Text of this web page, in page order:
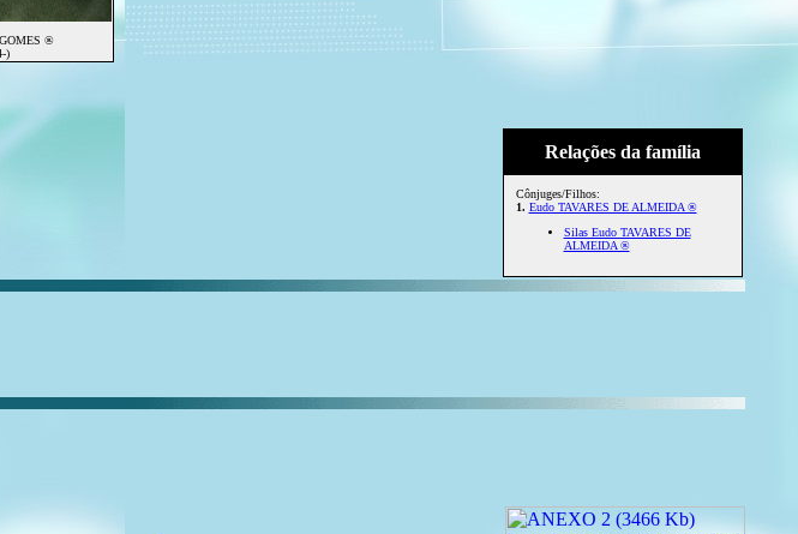
®
)
Relações da família
Cônjuges/Filhos:
1. Eudo TAVARES DE ALMEIDA ®
Silas Eudo TAVARES DE
ALMEIDA ®